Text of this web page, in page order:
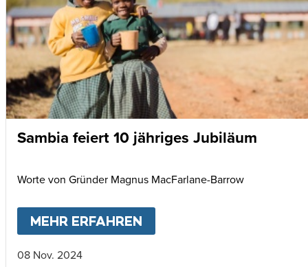
Sambia feiert 10 jähriges Jubiläum
Worte von Gründer Magnus MacFarlane-Barrow
MEHR ERFAHREN
08 Nov. 2024